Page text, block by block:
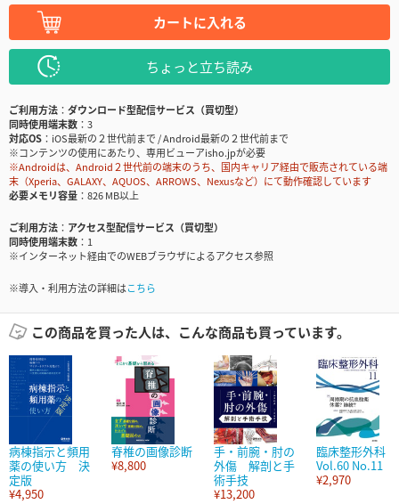
カートに入れる
ちょっと立ち読み
ご利用方法
ダウンロード型配信サービス（買切型）
同時使用端末数
3
対応OS
iOS最新の２世代前まで / Android最新の２世代前まで
※コンテンツの使用にあたり、専用ビューアisho.jpが必要
※Androidは、Android２世代前の端末のうち、国内キャリア経由で販売されている端
末（Xperia、GALAXY、AQUOS、ARROWS、Nexusなど）にて動作確認しています
必要メモリ容量
826 MB以上
ご利用方法
アクセス型配信サービス（買切型）
同時使用端末数
1
※インターネット経由でのWEBブラウザによるアクセス参照
※導入・利用方法の詳細はこちら
この商品を買った人は、こんな商品も買っています。
病棟指示と頻用
薬の使い方 決
定版
¥4,950
脊椎の画像診断
¥8,800
手・前腕・肘の
外傷 解剖と手
術手技
¥13,200
臨床整形外科
Vol.60 No.11
¥2,970